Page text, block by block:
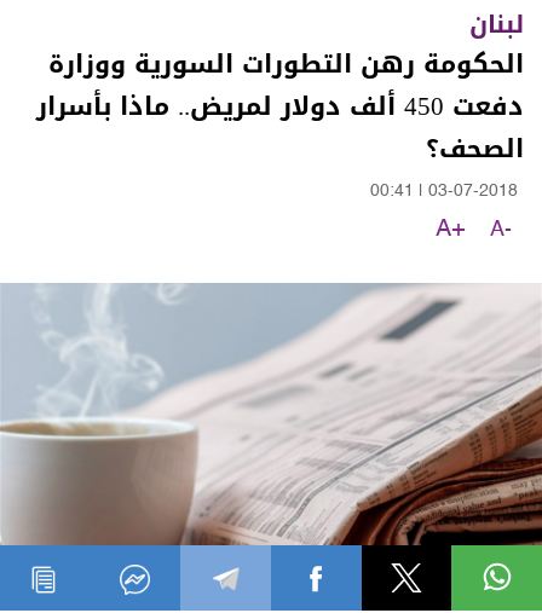
لبنان
الحكومة رهن التطورات السورية ووزارة
دفعت 450 ألف دولار لمريض.. ماذا بأسرار
الصحف؟
03-07-2018
00:41
A-
A+